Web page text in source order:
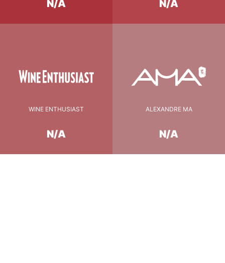
N/A N/A
WINE ENTHUSIAST
N/A
ALEXANDRE MA
N/A